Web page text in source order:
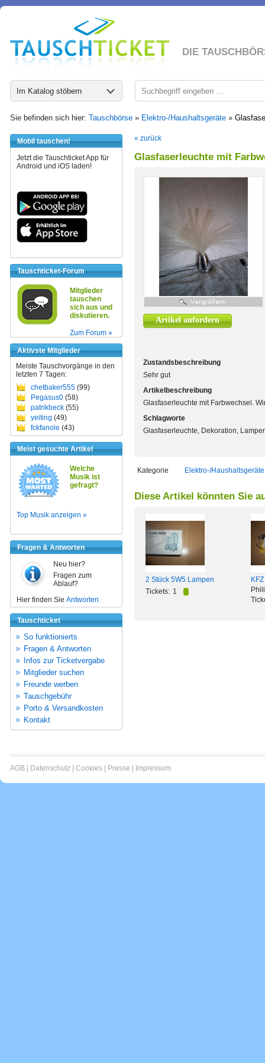
DIE
Im Katalog stöbern
Sie befinden sich hier: Tauschbörse » Elektro-/Haushaltsgeräte »
Mobil tauschen!
Jetzt die Tauschticket App für
Android und iOS laden!
Tauschticket-Forum
Mitglieder
tauschen
sich aus und
diskutieren.
Zum Forum »
Aktivste Mitglieder
Meiste Tauschvorgänge in den
letzten 7 Tagen:
chetbaker555 (99)
Pegasus0 (58)
patrikbeck (55)
yeiting (49)
fckfanole (43)
Meist gesuchte Artikel
Welche
Musik ist
gefragt?
Top Musik anzeigen »
Fragen & Antworten
Neu hier?
Fragen zum
Ablauf?
Hier finden Sie Antworten
Tauschticket
So funktionierts
Fragen & Antworten
Infos zur Ticketvergabe
Mitglieder suchen
Freunde werben
Tauschgebühr
Porto & Versandkosten
Kontakt
« zurück
Glasfaserleuchte mit
Artikel anfordern
Zustandsbeschreibung
Sehr gut
Artikelbeschreibung
Glasfaserleuchte mit Farbwechsel.
Schlagworte
Glasfaserleuchte, Dekoration,
Kategorie Elektro-/Haushaltsgeräte
Diese Artikel könnten Sie
2 Stück 5W5 Lampen
Tickets: 1
AGB Datenschutz Cookies Presse Impressum